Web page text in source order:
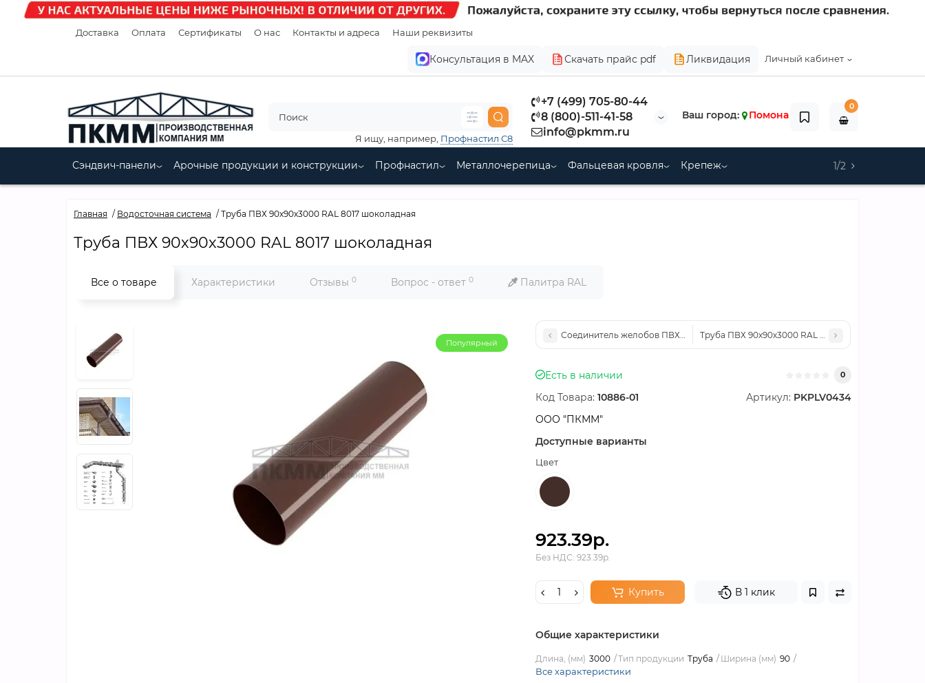
Доставка Оплата Сертификаты О нас Контакты и адреса Наши реквизиты
Личный кабинет
Консультация в MAX Скачать прайс pdf Ликвидация
+7 (499) 705-80-44
8 (800)-511-41-58
info@pkmm.ru
Я ищу, например, Профнастил С8
Ваш город: Помона
0
Сэндвич-панели Арочные продукции и конструкции Профнастил Металлочерепица Фальцевая кровля Крепеж 1/2
Главная Водосточная система Труба ПВХ 90х90х3000 RAL 8017 шоколадная
Труба ПВХ 90х90х3000 RAL 8017 шоколадная
Все о товаре Характеристики Отзывы 0 Вопрос - ответ 0 Палитра RAL
Популярный
Соединитель желобов ПВХ 120х60 RAL 6005 зелёный
Труба ПВХ 90х90х3000 RAL 9003 белая
Есть в наличии 0
Код Товара: 10886-01 Артикул: PKPLV0434
ООО "ПКММ"
Доступные варианты
Цвет
923.39р.
Без НДС: 923.39р.
Купить В 1 клик
Общие характеристики
Длина, (мм) 3000 Тип продукции Труба Ширина (мм) 90
Все характеристики